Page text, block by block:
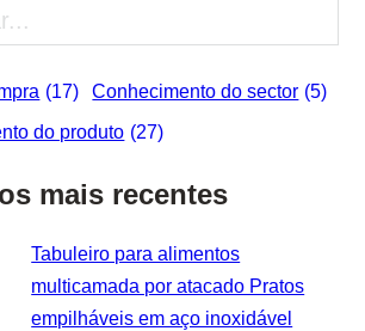
(17) Conhecimento do sector (5)
do produto (27)
mais recentes
Tabuleiro para alimentos
multicamada por atacado Pratos
empilháveis em aço inoxidável